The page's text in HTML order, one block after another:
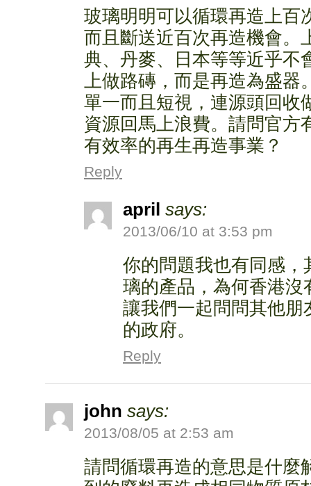
玻璃明明可以循環再造上百
而且斷送近百次再造機會。
典、丹麥、日本等等近乎不
上做路磚，而是再造為盛
單一而且短視，連源頭回收
資源回馬上浪費。請問官方
有效率的再生再造事業？
Reply
april says:
2013/06/10 at 3:53 pm
你的問題我也有同感
璃的產品，為何香港
讓我們一起問問其他
的政府。
Reply
john says:
2013/08/05 at 2:53 am
請問循環再造的意思是什麼